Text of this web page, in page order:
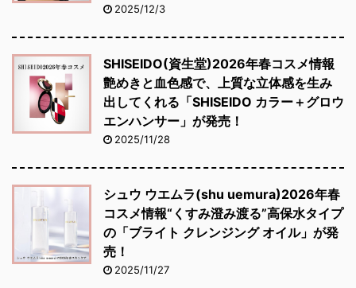
2025/12/3
SHISEIDO(資生堂)2026年春コスメ情報
艶めきと血色感で、上質な立体感を生み
出してくれる「SHISEIDO カラー＋グロウ
エンハンサー」が発売！
2025/11/28
シュウ ウエムラ(shu uemura)2026年春
コスメ情報“くすみ澄み渡る”高保水タイプ
の「ブライト クレンジング オイル」が発
売！
2025/11/27